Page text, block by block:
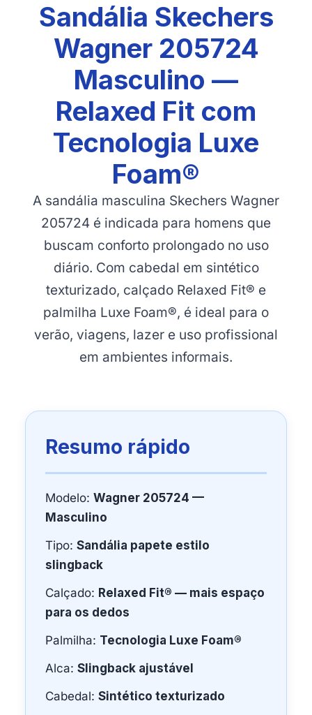
Sandália Skechers
Wagner 205724
Masculino —
Relaxed Fit com
Tecnologia Luxe
Foam®
A sandália masculina Skechers Wagner
205724 é indicada para homens que
buscam conforto prolongado no uso
diário. Com cabedal em sintético
texturizado, calçado Relaxed Fit® e
palmilha Luxe Foam®, é ideal para o
verão, viagens, lazer e uso profissional
em ambientes informais.
Resumo rápido
Modelo: Wagner 205724 —
Masculino
Tipo: Sandália papete estilo
slingback
Calçado: Relaxed Fit® — mais espaço
para os dedos
Palmilha: Tecnologia Luxe Foam®
Alca: Slingback ajustável
Cabedal: Sintético texturizado